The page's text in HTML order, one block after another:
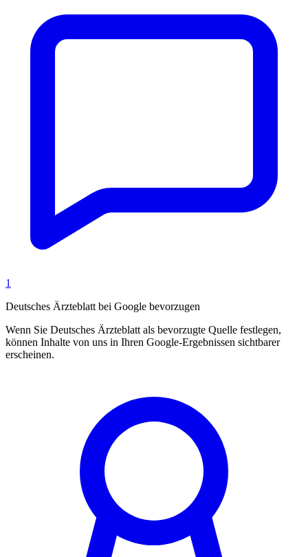
1
Deutsches Ärzteblatt bei Google bevorzugen
Wenn Sie Deutsches Ärzteblatt als bevorzugte Quelle festlegen,
können Inhalte von uns in Ihren Google-Ergebnissen sichtbarer
erscheinen.